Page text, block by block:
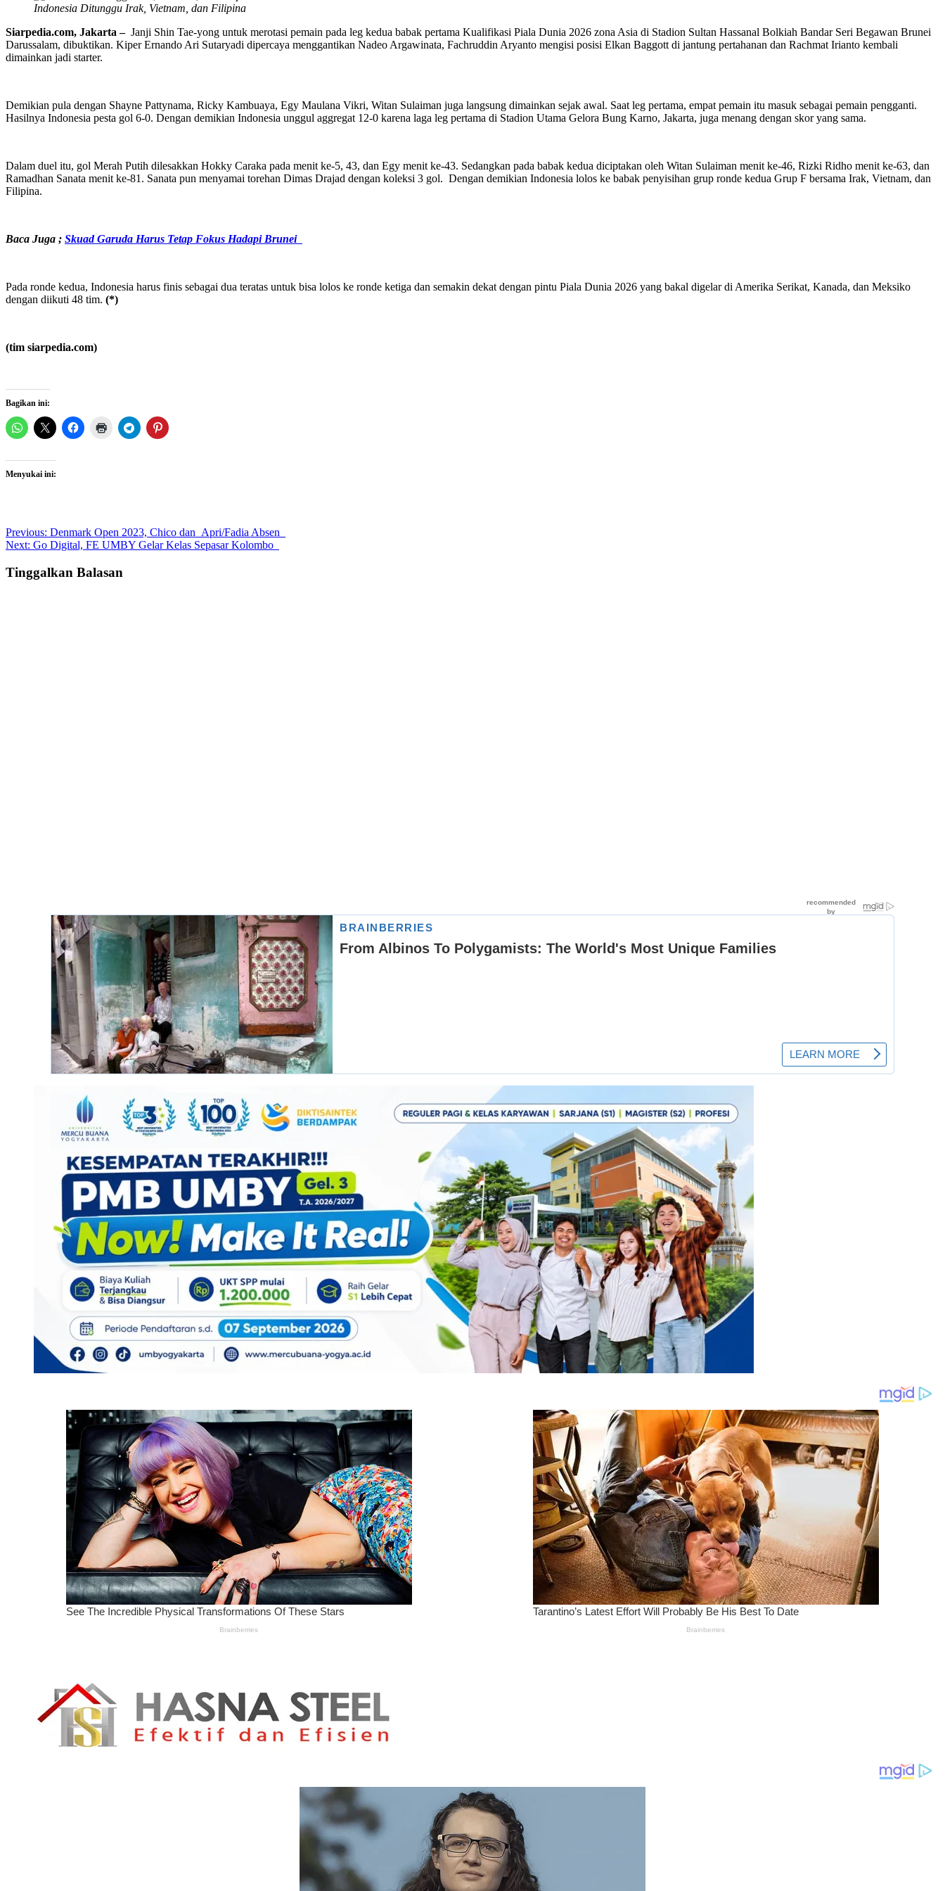
Indonesia Ditunggu Irak, Vietnam, dan Filipina
Siarpedia.com, Jakarta –Janji Shin Tae-yong untuk merotasi pemain pada leg kedua babak pertama Kualifikasi Piala Dunia 2026 zona Asia di Stadion Sultan Hassanal Bolkiah Bandar Seri Begawan Brunei
Darussalam, dibuktikan. Kiper Ernando Ari Sutaryadi dipercaya menggantikan Nadeo Argawinata, Fachruddin Aryanto mengisi posisi Elkan Baggott di jantung pertahanan dan Rachmat Irianto kembali
dimainkan jadi starter.
Demikian pula dengan Shayne Pattynama, Ricky Kambuaya, Egy Maulana Vikri, Witan Sulaiman juga langsung dimainkan sejak awal. Saat leg pertama, empat pemain itu masuk sebagai pemain pengganti.
Hasilnya Indonesia pesta gol 6-0. Dengan demikian Indonesia unggul aggregat 12-0 karena laga leg pertama di Stadion Utama Gelora Bung Karno, Jakarta, juga menang dengan skor yang sama.
Dalam duel itu, gol Merah Putih dilesakkan Hokky Caraka pada menit ke-5, 43, dan Egy menit ke-43. Sedangkan pada babak kedua diciptakan oleh Witan Sulaiman menit ke-46, Rizki Ridho menit ke-63, dan
Ramadhan Sanata menit ke-81. Sanata pun menyamai torehan Dimas Drajad dengan koleksi 3 gol. Dengan demikian Indonesia lolos ke babak penyisihan grup ronde kedua Grup F bersama Irak, Vietnam, dan
Filipina.
Baca Juga ; Skuad Garuda Harus Tetap Fokus Hadapi Brunei
Pada ronde kedua, Indonesia harus finis sebagai dua teratas untuk bisa lolos ke ronde ketiga dan semakin dekat dengan pintu Piala Dunia 2026 yang bakal digelar di Amerika Serikat, Kanada, dan Meksiko
dengan diikuti 48 tim. (*)
(tim siarpedia.com)
Bagikan ini:
Menyukai ini:
Post
navigation
Previous: Denmark Open 2023, Chico dan Apri/Fadia Absen
Next: Go Digital, FE UMBY Gelar Kelas Sepasar Kolombo
Tinggalkan Balasan